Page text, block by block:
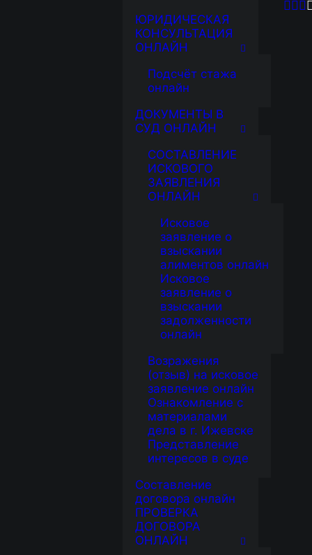
ЮРИДИЧЕСКАЯ
КОНСУЛЬТАЦИЯ
ОНЛАЙН
Подсчёт стажа
онлайн
ДОКУМЕНТЫ В
СУД ОНЛАЙН
СОСТАВЛЕНИЕ
ИСКОВОГО
ЗАЯВЛЕНИЯ
ОНЛАЙН
Исковое
заявление о
взыскании
алиментов онлайн
Исковое
заявление о
взыскании
задолженности
онлайн
Возражения
(отзыв) на исковое
заявление онлайн
Ознакомление с
материалами
дела в г. Ижевске
Представление
интересов в суде
Составление
договора онлайн
ПРОВЕРКА
ДОГОВОРА
ОНЛАЙН